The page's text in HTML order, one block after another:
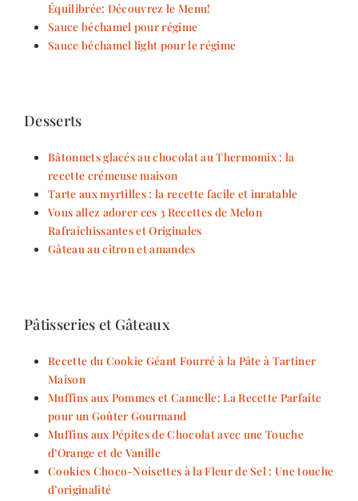
Équilibrée: Découvrez le Menu!
Sauce béchamel pour régime
Sauce béchamel light pour le régime
Desserts
Bâtonnets glacés au chocolat au Thermomix : la
recette crémeuse maison
Tarte aux myrtilles : la recette facile et inratable
Vous allez adorer ces 3 Recettes de Melon
Rafraîchissantes et Originales
Gâteau au citron et amandes
Pâtisseries et Gâteaux
Recette du Cookie Géant Fourré à la Pâte à Tartiner
Maison
Muffins aux Pommes et Cannelle: La Recette Parfaite
pour un Goûter Gourmand
Muffins aux Pépites de Chocolat avec une Touche
d’Orange et de Vanille
Cookies Choco-Noisettes à la Fleur de Sel : Une touche
d’originalité